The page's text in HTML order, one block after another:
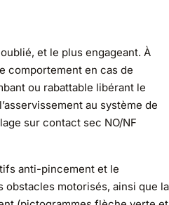
et le plus engageant. À
comportement en cas de
ou rabattable libérant le
au système de
sur contact sec NO/NF
anti-pincement et le
obstacles motorisés, ainsi que la